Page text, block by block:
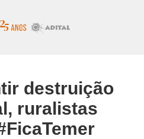
destruição
ruralistas